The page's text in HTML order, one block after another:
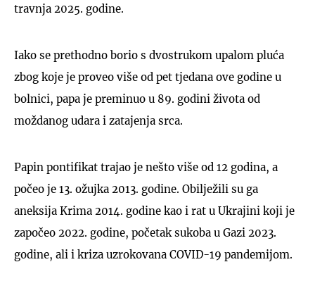
travnja 2025. godine.
Iako se prethodno borio s dvostrukom upalom pluća
zbog koje je proveo više od pet tjedana ove godine u
bolnici, papa je preminuo u 89. godini života od
moždanog udara i zatajenja srca.
Papin pontifikat trajao je nešto više od 12 godina, a
počeo je 13. ožujka 2013. godine. Obilježili su ga
aneksija Krima 2014. godine kao i rat u Ukrajini koji je
započeo 2022. godine, početak sukoba u Gazi 2023.
godine, ali i kriza uzrokovana COVID-19 pandemijom.